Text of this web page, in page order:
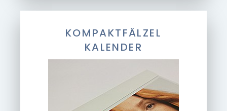
KOMPAKTFÄLZEL
KALENDER